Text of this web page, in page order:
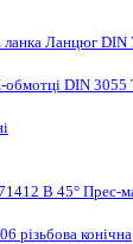
Ланцюг DIN
DIN 3055
B 45°Прес-
різьбова конічна